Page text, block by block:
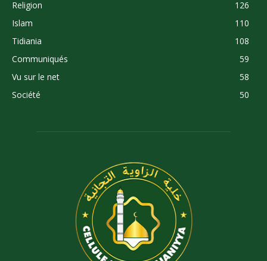
Religion
126
Islam
110
Tidiania
108
Communiqués
59
Vu sur le net
58
Société
50